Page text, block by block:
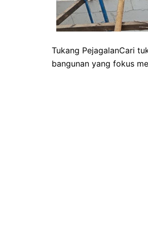
Tukang PejagalanCari
bangunan yang fokus